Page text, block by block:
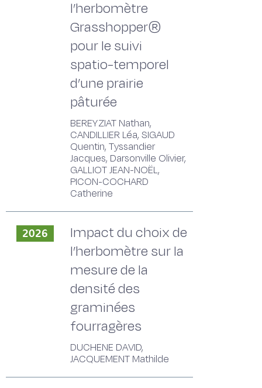
l’herbomètre
Grasshopper®
pour le suivi
spatio-temporel
d’une prairie
pâturée
BEREYZIAT Nathan,
CANDILLIER Léa, SIGAUD
Quentin, Tyssandier
Jacques, Darsonville Olivier,
GALLIOT JEAN-NOËL,
PICON-COCHARD
Catherine
2026
Impact du choix de
l’herbomètre sur la
mesure de la
densité des
graminées
fourragères
DUCHENE DAVID,
JACQUEMENT Mathilde